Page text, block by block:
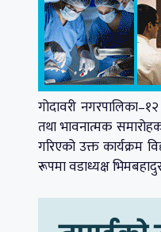
गोदावरी
तथा भावनात्मक
गरिएको उक्त कार्यक्रम
रूपमा वडाध्यक्ष